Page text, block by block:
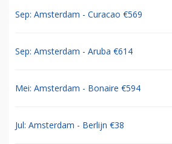
Sep: Amsterdam - Curacao €569
Sep: Amsterdam - Aruba €614
Mei: Amsterdam - Bonaire €594
Jul: Amsterdam - Berlijn €38